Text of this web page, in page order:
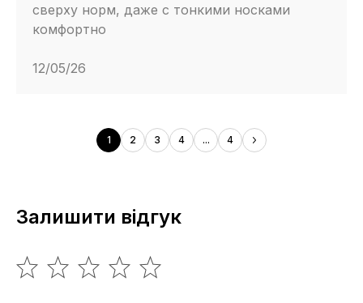
сверху норм, даже с тонкими носками
комфортно
12/05/26
1 2 3 4 ... 4
Залишити відгук